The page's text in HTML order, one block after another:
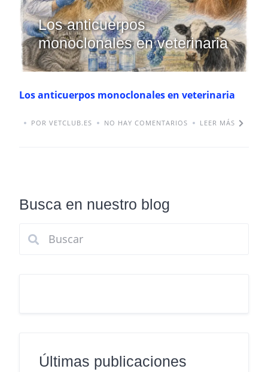
Los anticuerpos
monoclonales en veterinaria
Los anticuerpos monoclonales en veterinaria
POR VETCLUB.ES NO HAY COMENTARIOS LEER MÁS
Busca en nuestro blog
Últimas publicaciones